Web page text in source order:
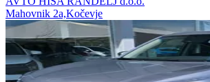
Mahovnik 2a,Kočevje